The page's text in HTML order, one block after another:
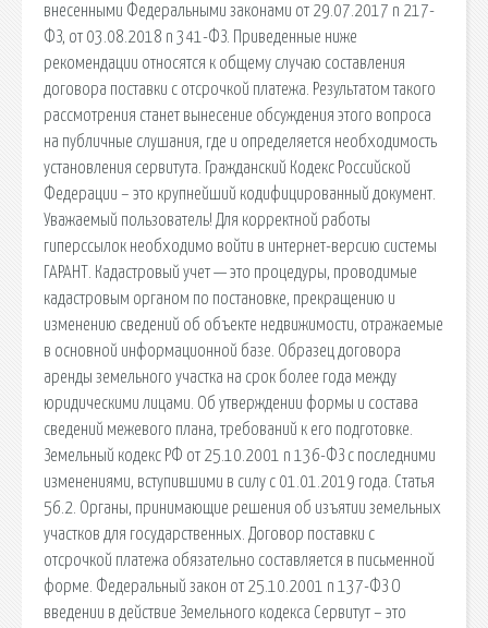
внесенными Федеральными законами от 29.07.2017 n 217-
ФЗ, от 03.08.2018 n 341-ФЗ. Приведенные ниже
рекомендации относятся к общему случаю составления
договора поставки с отсрочкой платежа. Результатом такого
рассмотрения станет вынесение обсуждения этого вопроса
на публичные слушания, где и определяется необходимость
установления сервитута. Гражданский Кодекс Российской
Федерации – это крупнейший кодифицированный документ.
Уважаемый пользователь! Для корректной работы
гиперссылок необходимо войти в интернет-версию системы
ГАРАНТ. Кадастровый учет — это процедуры, проводимые
кадастровым органом по постановке, прекращению и
изменению сведений об объекте недвижимости, отражаемые
в основной информационной базе. Образец договора
аренды земельного участка на срок более года между
юридическими лицами. Об утверждении формы и состава
сведений межевого плана, требований к его подготовке.
Земельный кодекс РФ от 25.10.2001 n 136-ФЗ с последними
изменениями, вступившими в силу с 01.01.2019 года. Статья
56.2. Органы, принимающие решения об изъятии земельных
участков для государственных. Договор поставки с
отсрочкой платежа обязательно составляется в письменной
форме. Федеральный закон от 25.10.2001 n 137-ФЗ О
введении в действие Земельного кодекса Сервитут – это